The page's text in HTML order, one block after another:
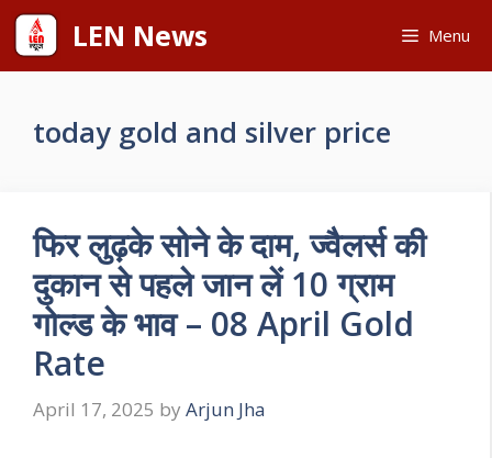
Skip
content
LEN News Menu
today gold and silver price
फिर लुढ़के सोने के दाम, ज्वैलर्स की
दुकान से पहले जान लें 10 ग्राम
गोल्ड के भाव – 08 April Gold
Rate
April 17, 2025 by Arjun Jha